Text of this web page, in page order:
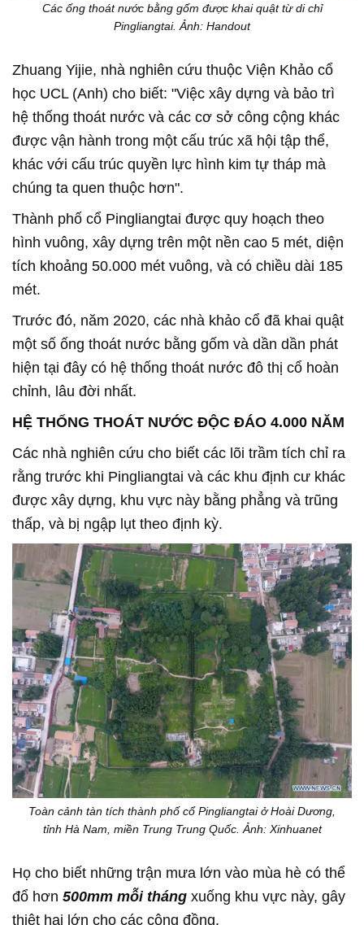
Các ống thoát nước bằng gốm được khai quật từ di chỉ
Pingliangtai. Ảnh: Handout
Zhuang Yijie, nhà nghiên cứu thuộc Viện Khảo cổ
học UCL (Anh) cho biết: "Việc xây dựng và bảo trì
hệ thống thoát nước và các cơ sở công cộng khác
được vận hành trong một cấu trúc xã hội tập thể,
khác với cấu trúc quyền lực hình kim tự tháp mà
chúng ta quen thuộc hơn".
Thành phố cổ Pingliangtai được quy hoạch theo
hình vuông, xây dựng trên một nền cao 5 mét, diện
tích khoảng 50.000 mét vuông, và có chiều dài 185
mét.
Trước đó, năm 2020, các nhà khảo cổ đã khai quật
một số ống thoát nước bằng gốm và dần dần phát
hiện tại đây có hệ thống thoát nước đô thị cổ hoàn
chỉnh, lâu đời nhất.
HỆ THỐNG THOÁT NƯỚC ĐỘC ĐÁO 4.000 NĂM
Các nhà nghiên cứu cho biết các lõi trầm tích chỉ ra
rằng trước khi Pingliangtai và các khu định cư khác
được xây dựng, khu vực này bằng phẳng và trũng
thấp, và bị ngập lụt theo định kỳ.
Toàn cảnh tàn tích thành phố cổ Pingliangtai ở Hoài Dương,
tỉnh Hà Nam, miền Trung Trung Quốc. Ảnh: Xinhuanet
Họ cho biết những trận mưa lớn vào mùa hè có thể
đổ hơn 500mm mỗi tháng xuống khu vực này, gây
thiệt hại lớn cho các cộng đồng.